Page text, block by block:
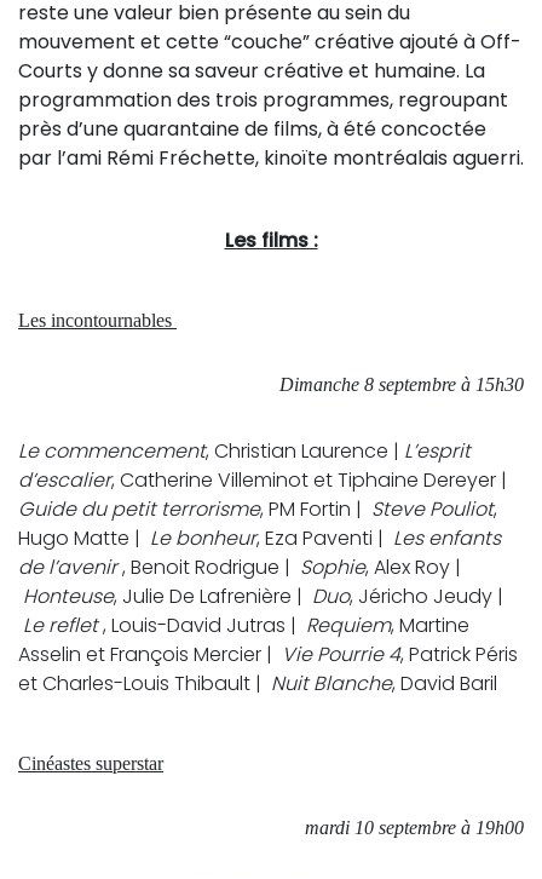
reste une valeur bien présente au sein du
mouvement et cette “couche” créative ajouté à Off-
Courts y donne sa saveur créative et humaine. La
programmation des trois programmes, regroupant
près d’une quarantaine de films, à été concoctée
par l’ami Rémi Fréchette, kinoïte montréalais aguerri.
Les films :
Les incontournables
Dimanche 8 septembre à 15h30
Le commencement, Christian Laurence | L’esprit
d’escalier, Catherine Villeminot et Tiphaine Dereyer |
Guide du petit terrorisme, PM Fortin | Steve Pouliot,
Hugo Matte | Le bonheur, Eza Paventi | Les enfants
de l’avenir, Benoit Rodrigue | Sophie, Alex Roy |
Honteuse, Julie De Lafrenière | Duo, Jéricho Jeudy |
Le reflet, Louis-David Jutras | Requiem, Martine
Asselin et François Mercier | Vie Pourrie 4, Patrick Péris
et Charles-Louis Thibault | Nuit Blanche, David Baril
Cinéastes superstar
mardi 10 septembre à 19h00